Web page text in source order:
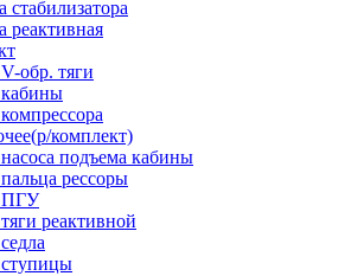
стабилизатора
реактивная
обр. тяги
комплект)
подъема кабины
рессоры
ПГУ
реактивной